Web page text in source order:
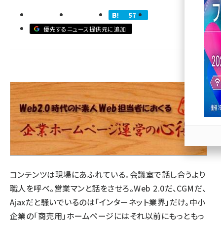
セミナー (2318)
llmo (1171)
57
優先するニュース提供元に追加
コンテンツは現場にあふれている。会議室で話し合うより
職人を呼べ。営業マンと話をさせろ。Web 2.0だ、CGMだ、
Ajaxだと騒いでいるのは「インターネット業界」だけ。中小
企業の「商売用」ホームページにはそれ以前にもっともっ